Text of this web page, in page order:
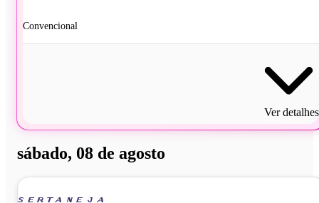
Convencional
Ver detalhes
sábado, 08 de agosto